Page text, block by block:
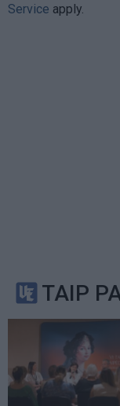
Service apply.
TAIP